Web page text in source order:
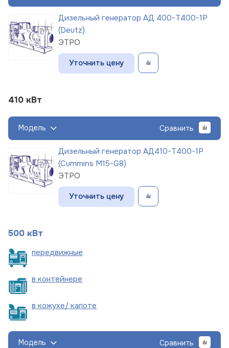
Дизельный генератор АД 400-Т400-1Р
(Deutz)
ЭТРО
Уточнить цену
410 кВт
Модель Сравнить
Дизельный генератор АД410-Т400-1Р
(Cummins M15-G8)
ЭТРО
Уточнить цену
500 кВт
передвижные
в контейнере
в кожухе/ капоте
Модель Сравнить